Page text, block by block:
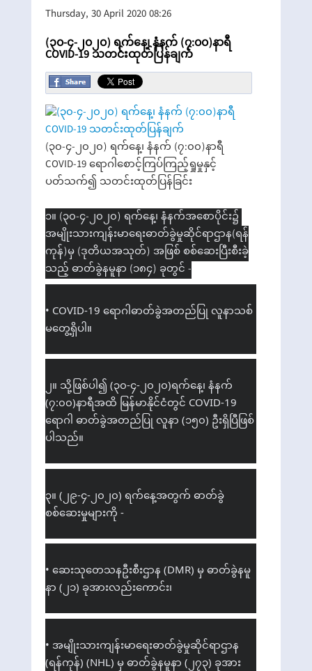
Thursday, 30 April 2020 08:26
(၃၀-၄-၂၀၂၀) ရက်နေ့၊ နံနက် (၇:၀၀)နာရီ
COVID-19 သတင်းထုတ်ပြန်ချက်
(၃၀-၄-၂၀၂၀) ရက်နေ့၊ နံနက် (၇:၀၀)နာရီ
COVID-19 ရောဂါစောင့်ကြပ်ကြည့်ရှုမှုနှင့်
ပတ်သက်၍ သတင်းထုတ်ပြန်ခြင်း
၁။ (၃၀-၄-၂၀၂၀) ရက်နေ့၊ နံနက်အစောပိုင်း၌
အမျိုးသားကျန်းမာရေးဓာတ်ခွဲမှုဆိုင်ရာဌာန(ရန်
ကုန်)မှ (ဒုတိယအသုတ်) အဖြစ် စစ်ဆေးပြီးစီးခဲ့
သည့် ဓာတ်ခွဲနမူနာ (၁၈၄) ခုတွင် -
• COVID-19 ရောဂါဓာတ်ခွဲအတည်ပြု လူနာသစ်
မတွေ့ရှိပါ။
၂။ သို့ဖြစ်ပါ၍ (၃၀-၄-၂၀၂၀)ရက်နေ့၊ နံနက်
(၇:၀၀)နာရီအထိ မြန်မာနိုင်ငံတွင် COVID-19
ရောဂါ ဓာတ်ခွဲအတည်ပြု လူနာ (၁၅၀) ဦးရှိပြီဖြစ်
ပါသည်။
၃။ (၂၉-၄-၂၀၂၀) ရက်နေ့အတွက် ဓာတ်ခွဲ
စစ်ဆေးမှုများကို -
• ဆေးသုတေသနဦးစီးဌာန (DMR) မှ ဓာတ်ခွဲနမူ
နာ (၂၁) ခုအားလည်းကောင်း၊
• အမျိုးသားကျန်းမာရေးဓာတ်ခွဲမှုဆိုင်ရာဌာန
(ရန်ကုန်) (NHL) မှ ဓာတ်ခွဲနမူနာ (၂၇၃) ခုအား